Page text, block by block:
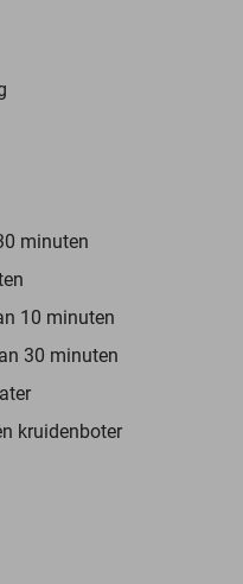
minuten
10 minuten
30 minuten
kruidenboter